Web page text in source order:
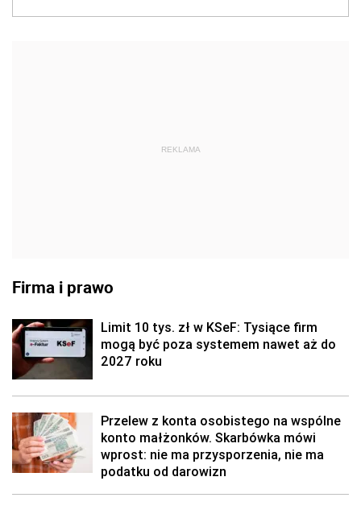
REKLAMA
Firma i prawo
Limit 10 tys. zł w KSeF: Tysiące firm
mogą być poza systemem nawet aż do
2027 roku
Przelew z konta osobistego na wspólne
konto małżonków. Skarbówka mówi
wprost: nie ma przysporzenia, nie ma
podatku od darowizn